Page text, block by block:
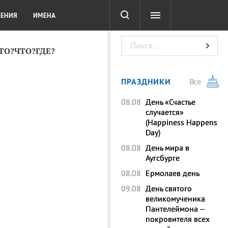
ТЕСТЫ
ИМЕНА
ПРАЗДНИКИ
Все
08.08 День «Счастье
случается»
(Happiness Happens
Day)
08.08 День мира в
Аугсбурге
08.08 Ермолаев день
09.08 День святого
великомученика
Пантелеймона –
покровителя всех